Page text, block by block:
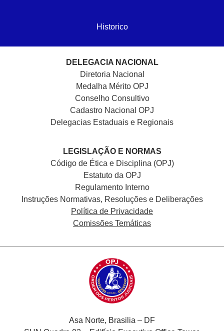
Historico
DELEGACIA NACIONAL
Diretoria Nacional
Medalha Mérito OPJ
Conselho Consultivo
Cadastro Nacional OPJ
Delegacias Estaduais e Regionais
LEGISLAÇÃO E NORMAS
Código de Ética e Disciplina (OPJ)
Estatuto da OPJ
Regulamento Interno
Instruções Normativas, Resoluções e Deliberações
Política de Privacidade
Comissões Temáticas
Asa Norte, Brasilia – DF